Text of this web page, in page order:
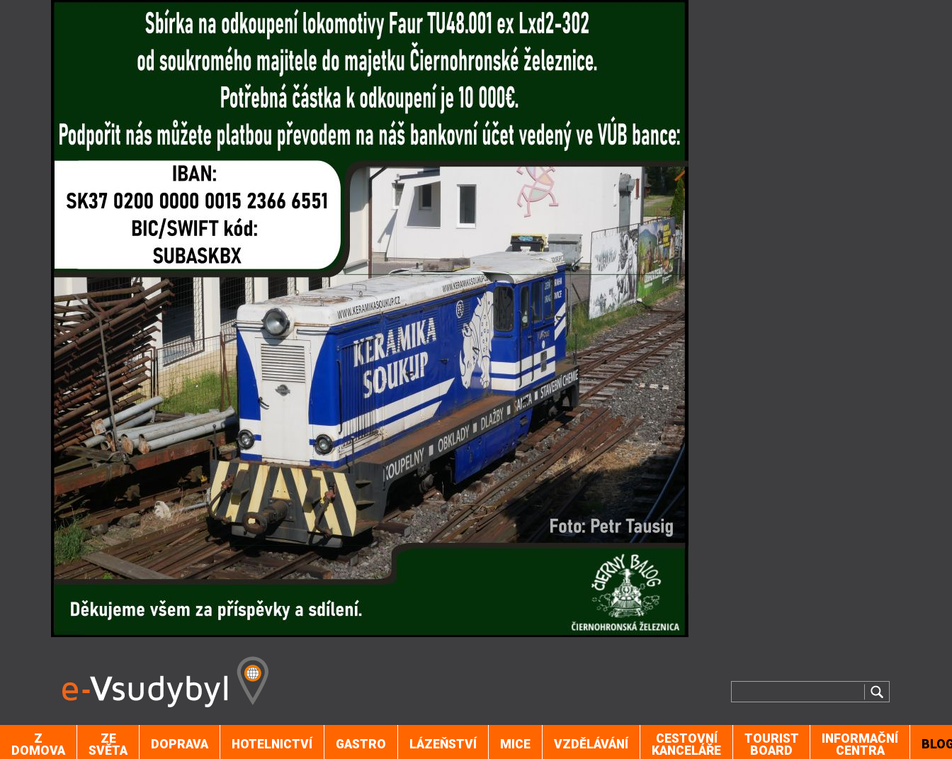
Z
DOMOVA
ZE
SVĚTA
DOPRAVA HOTELNICTVÍ GASTRO LÁZEŇSTVÍ MICE VZDĚLÁVÁNÍ
CESTOVNÍ
KANCELÁŘE
TOURIST
BOARD
INFORMAČNÍ
CENTRA